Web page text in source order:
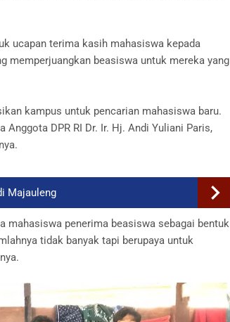
ucapan terima kasih mahasiswa kepada
memperjuangkan beasiswa untuk mereka yang
kampus untuk pencarian mahasiswa baru.
DPR RI Dr. Ir. Hj. Andi Yuliani Paris,
Majauleng
mahasiswa penerima beasiswa sebagai bentuk
tidak banyak tapi berupaya untuk